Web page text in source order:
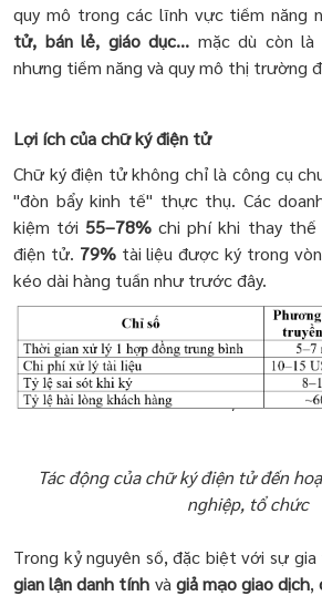
quy mô trong các lĩnh vực tiềm năng
tử, bán lẻ, giáo dục… mặc dù còn
nhưng tiềm năng và quy mô thị trường
Lợi íchcủa chữ ký điện tử
Chữ ký điện tử không chỉ là công cụ
"đòn bẩy kinh tế" thực thụ. Các
kiệm tới 55–78% chi phí khi thay thế
điện tử. 79%tài liệu được ký trong
kéo dài hàng tuần như trước đây.
Tác động của chữ ký điện tử đến
nghiệp, tổ chức
Trong kỷ nguyên số, đặc biệt với sự gia
gian lận danh tính và giả mạo giao dịch,